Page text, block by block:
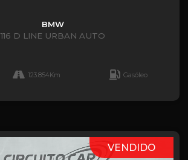
BMW
116 D LINE URBAN AUTO
123.854Km Gasóleo
VENDIDO